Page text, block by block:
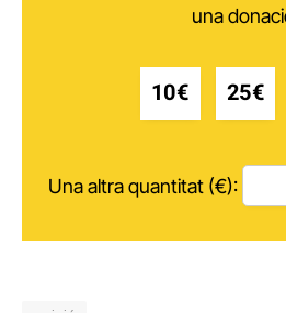
una
10€ 25€
Una altra quantitat (€):